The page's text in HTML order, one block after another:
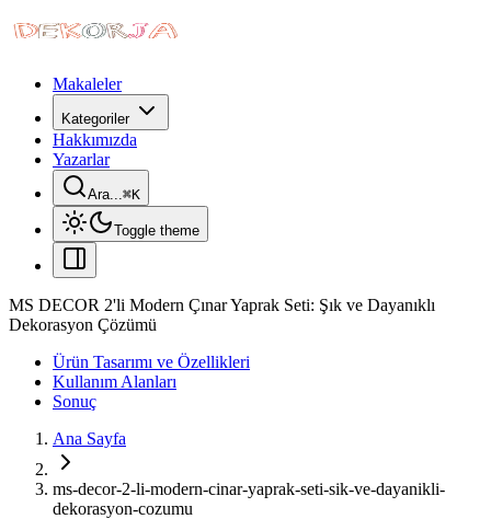
Makaleler
Kategoriler
Hakkımızda
Yazarlar
Ara...⌘K
Toggle theme
MS DECOR 2'li Modern Çınar Yaprak Seti: Şık ve Dayanıklı
Dekorasyon Çözümü
Ürün Tasarımı ve Özellikleri
Kullanım Alanları
Sonuç
Ana Sayfa
ms-decor-2-li-modern-cinar-yaprak-seti-sik-ve-dayanikli-
dekorasyon-cozumu